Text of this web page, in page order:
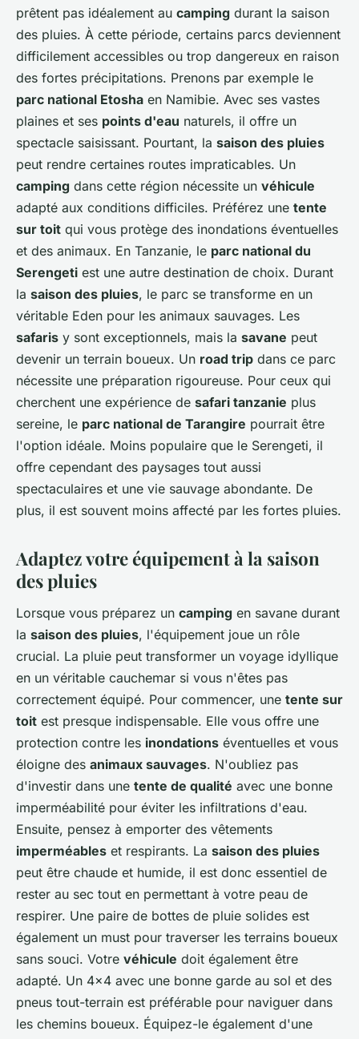
prêtent pas idéalement au camping durant la saison
des pluies. À cette période, certains parcs deviennent
difficilement accessibles ou trop dangereux en raison
des fortes précipitations. Prenons par exemple le
parc national Etosha en Namibie. Avec ses vastes
plaines et ses points d'eau naturels, il offre un
spectacle saisissant. Pourtant, la saison des pluies
peut rendre certaines routes impraticables. Un
camping dans cette région nécessite un véhicule
adapté aux conditions difficiles. Préférez une tente
sur toit qui vous protège des inondations éventuelles
et des animaux. En Tanzanie, le parc national du
Serengeti est une autre destination de choix. Durant
la saison des pluies, le parc se transforme en un
véritable Eden pour les animaux sauvages. Les
safaris y sont exceptionnels, mais la savane peut
devenir un terrain boueux. Un road trip dans ce parc
nécessite une préparation rigoureuse. Pour ceux qui
cherchent une expérience de safari tanzanie plus
sereine, le parc national de Tarangire pourrait être
l'option idéale. Moins populaire que le Serengeti, il
offre cependant des paysages tout aussi
spectaculaires et une vie sauvage abondante. De
plus, il est souvent moins affecté par les fortes pluies.
Adaptez votre équipement à la saison
des pluies
Lorsque vous préparez un camping en savane durant
la saison des pluies, l'équipement joue un rôle
crucial. La pluie peut transformer un voyage idyllique
en un véritable cauchemar si vous n'êtes pas
correctement équipé. Pour commencer, une tente sur
toit est presque indispensable. Elle vous offre une
protection contre les inondations éventuelles et vous
éloigne des animaux sauvages. N'oubliez pas
d'investir dans une tente de qualité avec une bonne
imperméabilité pour éviter les infiltrations d'eau.
Ensuite, pensez à emporter des vêtements
imperméables et respirants. La saison des pluies
peut être chaude et humide, il est donc essentiel de
rester au sec tout en permettant à votre peau de
respirer. Une paire de bottes de pluie solides est
également un must pour traverser les terrains boueux
sans souci. Votre véhicule doit également être
adapté. Un 4x4 avec une bonne garde au sol et des
pneus tout-terrain est préférable pour naviguer dans
les chemins boueux. Équipez-le également d'une